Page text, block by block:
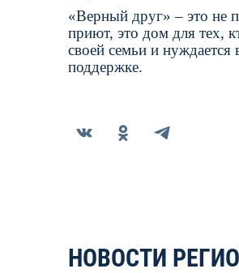
«Верный друг» – это не
приют, это дом для тех,
своей семьи и нуждается
поддержке.
НОВОСТИ